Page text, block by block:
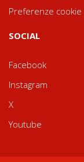
Preferenze cookie
SOCIAL
Facebook
Instagram
X
Youtube